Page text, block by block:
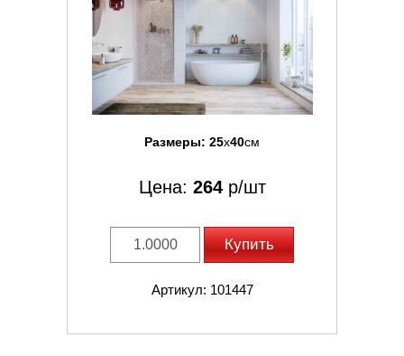
Размеры: 25x40см
Цена: 264р/шт
Купить
Артикул: 101447